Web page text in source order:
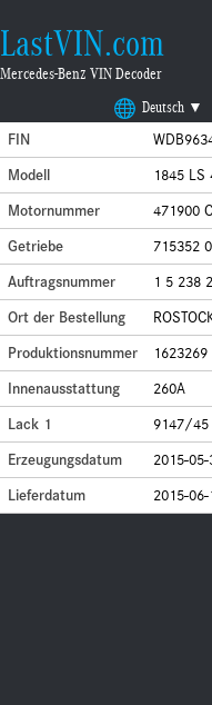
LastVIN.com
Mercedes-Benz VIN Decoder
Deutsch ▼
FIN
Modell
1845 LS
Motornummer
471900
Getriebe
715352
Auftragsnummer
1 5 238
Ort der Bestellung
Produktionsnummer
1623269
Innenausstattung
260A
Lack 1
9147/45
Erzeugungsdatum
2015-
Lieferdatum
2015-